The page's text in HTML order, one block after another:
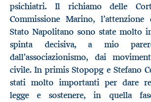
psichiatri. Il richiamo delle
Commissione Marino,
Stato Napolitano sono state molto
spinta decisiva, a mio
dall’associazionismo, dai
civile. In primis Stopopg e Stefano
stati molto importanti per dare
legge e sostenere, in quella